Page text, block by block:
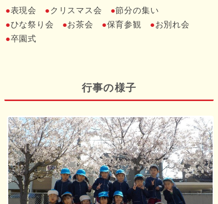
表現会 クリスマス会
節分の集い
ひな祭り会
お茶会 保育参観
お別れ会
卒園式
行事の様子